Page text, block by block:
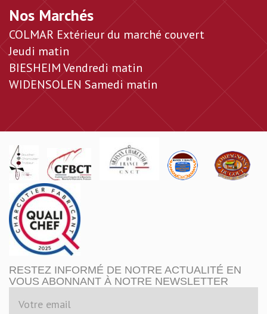
Nos Marchés
COLMAR Extérieur du marché couvert
Jeudi matin
BIESHEIM Vendredi matin
WIDENSOLEN Samedi matin
RESTEZ INFORMÉ DE NOTRE ACTUALITÉ EN
VOUS ABONNANT À NOTRE NEWSLETTER